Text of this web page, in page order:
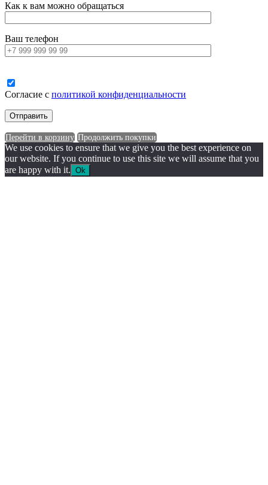
Как к вам можно обращаться
Ваш телефон
Согласие с политикой конфиденциальности
Перейти в корзину Продолжить покупки
We use cookies to ensure that we give you the best experience on
our website. If you continue to use this site we will assume that you
are happy with it. Ok